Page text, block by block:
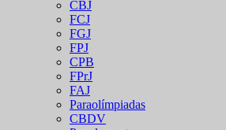
CBJ
FCJ
FGJ
FPJ
CPB
FPrJ
FAJ
Paraolímpiadas
CBDV